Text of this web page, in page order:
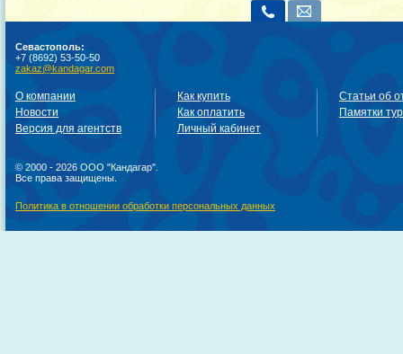
Севастополь:
+7 (8692) 53-50-50
zakaz@kandagar.com
О компании
Новости
Версия для агентств
Как купить
Как оплатить
Личный кабинет
Статьи об
Памятки
© 2000 - 2026 ООО "Кандагар".
Все права защищены.
Политика в отношении обработки персональных данных